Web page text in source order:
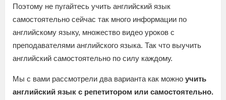
Поэтому не пугайтесь учить английский язык
самостоятельно сейчас так много информации по
английскому языку, множество видео уроков с
преподавателями английского языка. Так что выучить
английский самостоятельно по силу каждому.
Мы с вами рассмотрели два варианта как можно учить
английский язык с репетитором или самостоятельно.